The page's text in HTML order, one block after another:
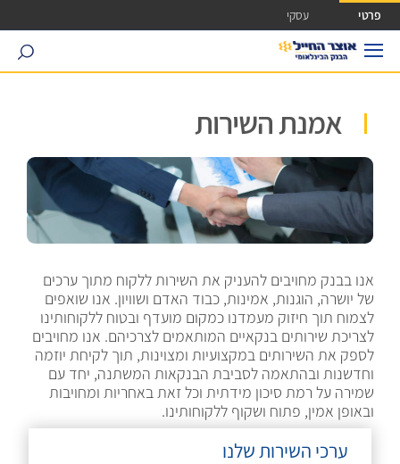
גישה ישירה לכפתור כניסה לחשבונך
פרטי עסקי
search
אמנת השירות
אנו בבנק מחויבים להעניק את השירות ללקוח מתוך ערכים
של יושרה, הוגנות, אמינות, כבוד האדם ושוויון. אנו שואפים
לצמוח תוך חיזוק מעמדנו כמקום מועדף ובטוח ללקוחותינו
לצריכת שירותים בנקאיים המותאמים לצרכיהם. אנו מחויבים
לספק את השירותים במקצועיות ומצוינות, תוך לקיחת יוזמה
וחדשנות ובהתאמה לסביבת הבנקאות המשתנה, יחד עם
שמירה על רמת סיכון מידתית וכל זאת באחריות ומחויבות
ובאופן אמין, פתוח ושקוף ללקוחותינו.
ערכי השירות שלנו